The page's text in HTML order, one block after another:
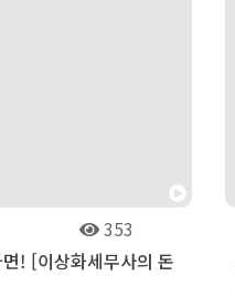
353
! [이상화세무사의 돈